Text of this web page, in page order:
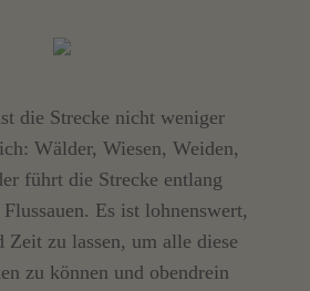
die Strecke nicht weniger
Wälder, Wiesen, Weiden,
führt die Strecke entlang
Es ist lohnenswert,
Zeit zu lassen, um alle diese
zu können und obendrein